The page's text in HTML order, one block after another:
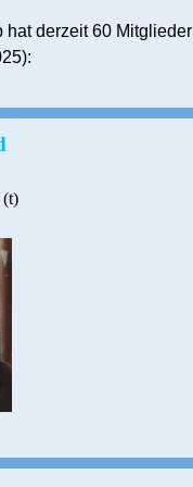
hat derzeit 60 Mitglieder
(t)